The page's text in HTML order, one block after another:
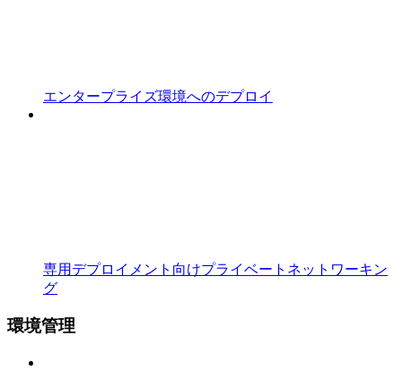
エンタープライズ環境へのデプロイ
専用デプロイメント向けプライベートネットワーキン
グ
環境管理